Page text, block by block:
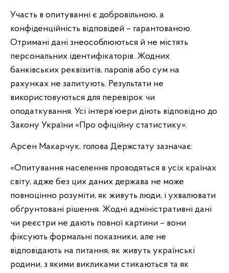
Участь в опитуванні є добровільною, а
конфіденційність відповідей – гарантованою.
Отримані дані знеособлюються й не містять
персональних ідентифікаторів. Жодних
банківських реквізитів, паролів або сум на
рахунках не запитують. Результати не
використовуються для перевірок чи
оподаткування. Усі інтерв’юери діють відповідно до
Закону України «Про офіційну статистику».
Арсен Макарчук, голова Держстату зазначає:
«Опитування населення проводяться в усіх країнах
світу, адже без цих даних держава не може
повноцінно розуміти, як живуть люди, і ухвалювати
обґрунтовані рішення. Жодні адміністративні дані
чи реєстри не дають повної картини – вони
фіксують формальні показники, але не
відповідають на питання, як живуть українські
родини, з якими викликами стикаються та як